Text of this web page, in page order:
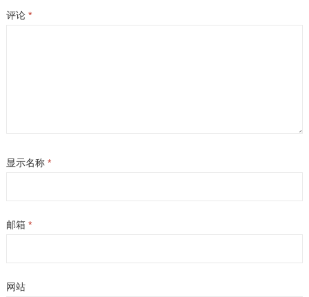
评论 *
显示名称 *
邮箱 *
网站